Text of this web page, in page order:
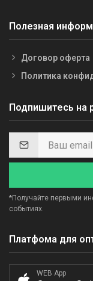
Полезная
Договор оферта
Политика
Подпишитесь на
*Получайте первыми
событиях.
Платфома для
WEB App